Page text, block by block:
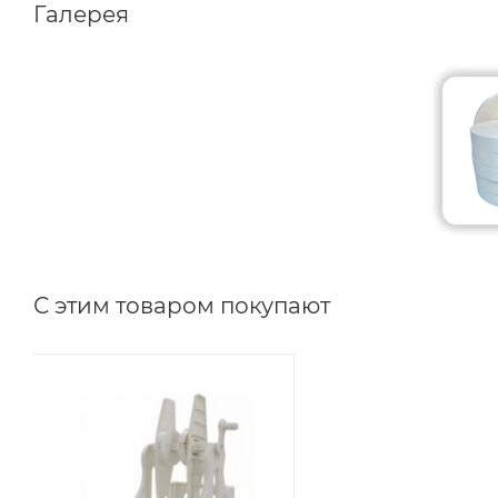
Галерея
С этим товаром покупают